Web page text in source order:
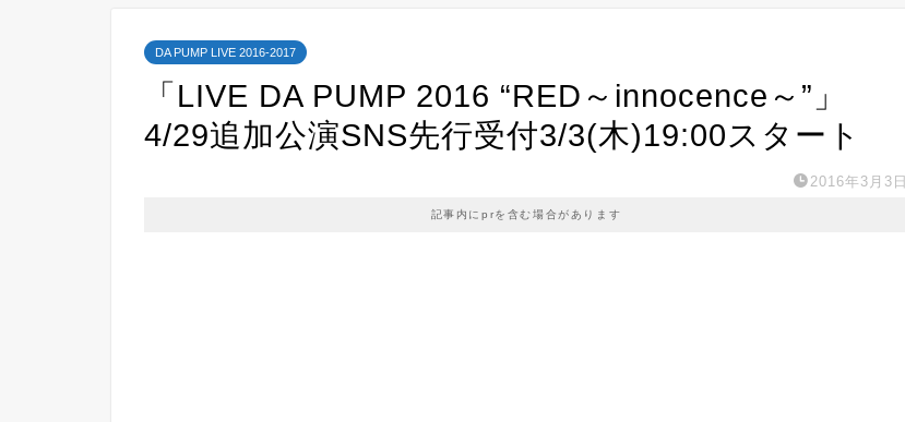
DA PUMP LIVE 2016-2017
「LIVE DA PUMP 2016 “RED～innocence～”」
4/29追加公演SNS先行受付3/3(木)19:00スタート
2016年3月3日
記事内にprを含む場合があります